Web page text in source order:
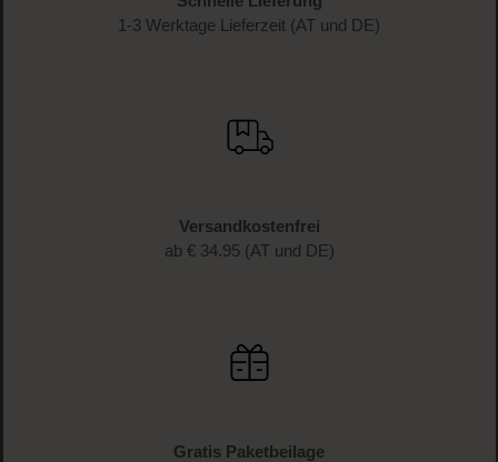
1-3 Werktage Lieferzeit (AT und DE)
Versandkostenfrei
ab € 34.95 (AT und DE)
Gratis Paketbeilage